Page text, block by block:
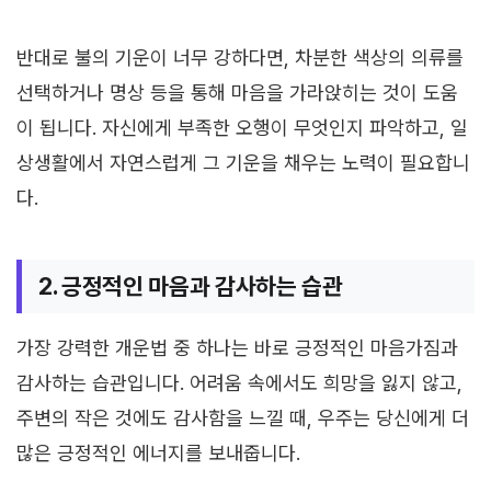
반대로 불의 기운이 너무 강하다면, 차분한 색상의 의류를
선택하거나 명상 등을 통해 마음을 가라앉히는 것이 도움
이 됩니다. 자신에게 부족한 오행이 무엇인지 파악하고, 일
상생활에서 자연스럽게 그 기운을 채우는 노력이 필요합니
다.
2. 긍정적인 마음과 감사하는 습관
가장 강력한 개운법 중 하나는 바로 긍정적인 마음가짐과
감사하는 습관입니다. 어려움 속에서도 희망을 잃지 않고,
주변의 작은 것에도 감사함을 느낄 때, 우주는 당신에게 더
많은 긍정적인 에너지를 보내줍니다.